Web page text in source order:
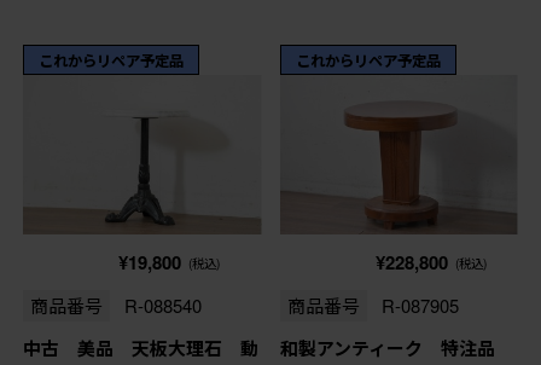
これからリペア予定品
¥19,800 (税込)
商品番号 R-088540
中古 美品 天板大理石 動
これからリペア予定品
¥228,800 (税込)
商品番号 R-087905
和製アンティーク 特注品